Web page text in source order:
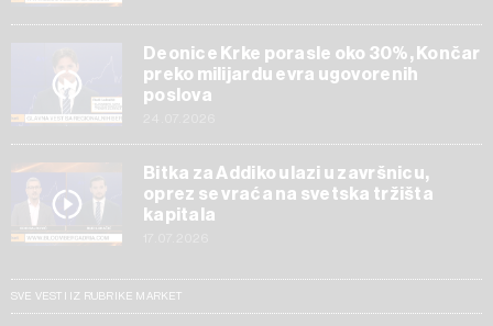
Deonice Krke porasle oko 30%, Končar
preko milijardu evra ugovorenih
poslova
Bitka za Addiko ulazi u završnicu,
oprez se vraća na svetska tržišta
kapitala
SVE VESTI IZ RUBRIKE MARKET